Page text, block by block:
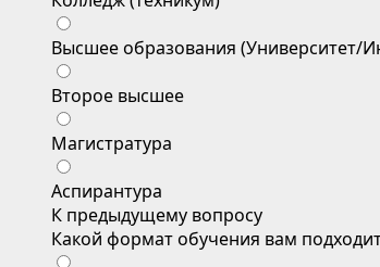
Высшее образования (Университет/
Второе высшее
Магистратура
Аспирантура
К предыдущему вопросу
Какой формат обучения вам